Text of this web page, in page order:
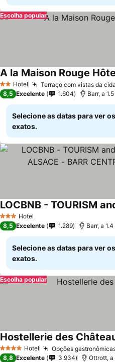
Escolha popular
2 Estrelas
Hotel Terraço com vistas da
A la Maison Rouge
8,5 Excelente 1.604 Barr, a
Selecione as datas para ver
exatos.
3 EstrelasHotel
8,5 Excelente 1.289 Barr, a
Selecione as datas para ver
exatos.
Escolha popular
4 EstrelasHotel Opções
Hostellerie des
8,8 Excelente 3.934 Ottrott, a